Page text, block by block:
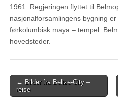
1961. Regjeringen flyttet til
nasjonalforsamlingens bygning
førkolumbisk maya – tempel.
hovedsteder.
Post
navigation
← Bilder fra Belize-City –
reise